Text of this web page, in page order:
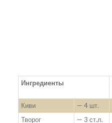
Ингредиенты
Киви
— 4 шт.
Творог
— 3 ст.л.